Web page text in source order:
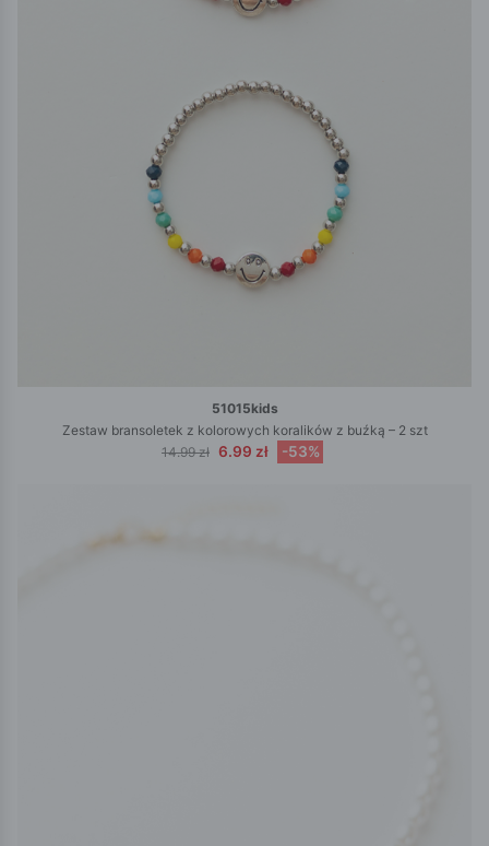
51015kids
Zestaw bransoletek z kolorowych koralików z buźką – 2 szt
14.99 zł 6.99 zł -53%